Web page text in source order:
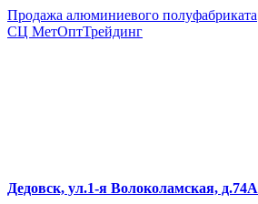
Продажа алюминиевого полуфабриката
СЦ МетОптТрейдинг
Дедовск, ул.1-я Волоколамская, д.74А